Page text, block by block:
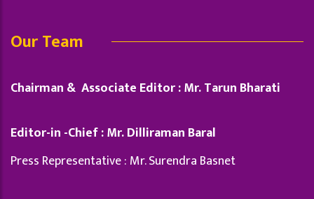
Our Team
Chairman & Associate Editor : Mr. Tarun Bharati
Editor-in -Chief : Mr. Dilliraman Baral
Press Representative : Mr. Surendra Basnet